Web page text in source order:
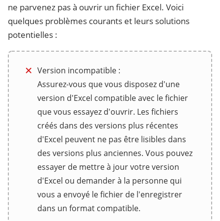
ne parvenez pas à ouvrir un fichier Excel. Voici
quelques problèmes courants et leurs solutions
potentielles :
Version incompatible :
Assurez-vous que vous disposez d'une
version d'Excel compatible avec le fichier
que vous essayez d'ouvrir. Les fichiers
créés dans des versions plus récentes
d'Excel peuvent ne pas être lisibles dans
des versions plus anciennes. Vous pouvez
essayer de mettre à jour votre version
d'Excel ou demander à la personne qui
vous a envoyé le fichier de l'enregistrer
dans un format compatible.